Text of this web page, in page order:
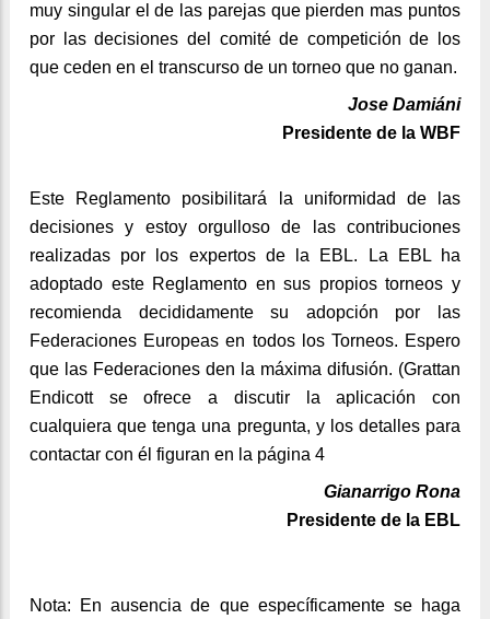
muy singular el de las parejas que pierden mas puntos
por las decisiones del comité de competición de los
que ceden en el transcurso de un torneo que no ganan.
Jose Damiáni
Presidente de la WBF
Este Reglamento posibilitará la uniformidad de las
decisiones y estoy orgulloso de las contribuciones
realizadas por los expertos de la EBL. La EBL ha
adoptado este Reglamento en sus propios torneos y
recomienda decididamente su adopción por las
Federaciones Europeas en todos los Torneos. Espero
que las Federaciones den la máxima difusión. (Grattan
Endicott se ofrece a discutir la aplicación con
cualquiera que tenga una pregunta, y los detalles para
contactar con él figuran en la página 4
Gianarrigo Rona
Presidente de la EBL
Nota: En ausencia de que específicamente se haga